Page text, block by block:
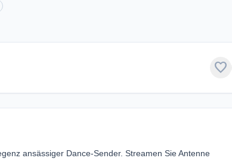
favorite
ansässiger Dance-Sender. Streamen Sie Antenne